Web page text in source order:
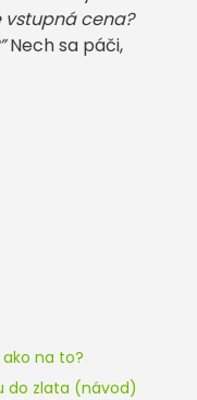
vstupná cena?
Nech sa páči,
na to?
do zlata (návod)